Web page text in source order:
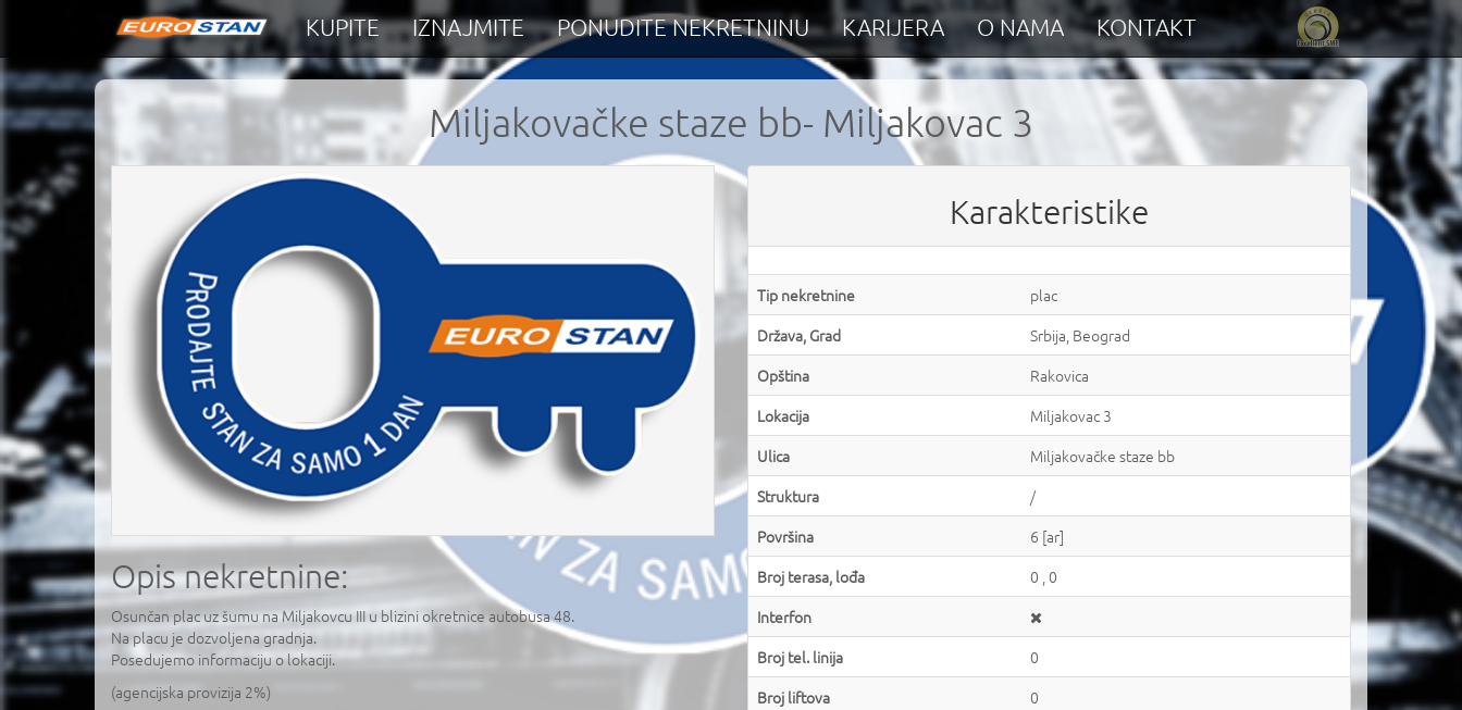
KUPITE IZNAJMITE PONUDITE NEKRETNINU KARIJERA O NAMA KONTAKT
Miljakovačke staze bb- Miljakovac 3
Opis nekretnine:
Osunčan plac uz šumu na Miljakovcu III u blizini okretnice autobusa 48.
Na placu je dozvoljena gradnja.
Posedujemo informaciju o lokaciji.
(agencijska provizija 2%)
Karakteristike
Tip nekretnine
plac
Država, Grad
Srbija, Beograd
Opština
Rakovica
Lokacija
Miljakovac 3
Ulica
Miljakovačke staze bb
Struktura
/
Površina
6 [ar]
Broj terasa, lođa
0 , 0
Interfon
Broj tel. linija
0
Broj liftova
0